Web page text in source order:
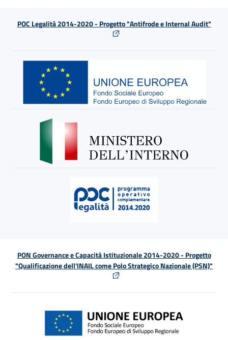
POC Legalità 2014-2020 - Progetto "Antifrode e Internal Audit"
PON Governance e Capacità Istituzionale 2014-2020 - Progetto
"Qualificazione dell'INAIL come Polo Strategico Nazionale (PSN)"